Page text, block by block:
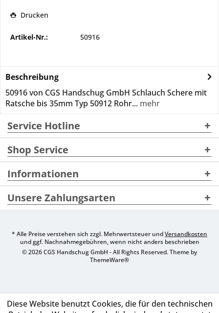
Drucken
Artikel-Nr.: 50916
Beschreibung
50916 von CGS Handschug GmbH Schlauch Schere mit
Ratsche bis 35mm Typ 50912 Rohr... mehr
Service Hotline
Shop Service
Informationen
Unsere Zahlungsarten
* Alle Preise verstehen sich zzgl. Mehrwertsteuer undVersandkosten
und ggf. Nachnahmegebühren, wenn nicht anders beschrieben
© 2026 CGS Handschug GmbH - All Rights Reserved. Theme by
ThemeWare®
Diese Website benutzt Cookies, die für den technischen